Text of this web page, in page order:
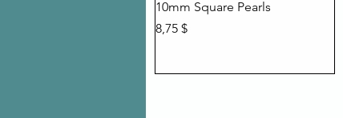
Быстрый просмотр
10mm Square Pearls
Цена
8,75 $